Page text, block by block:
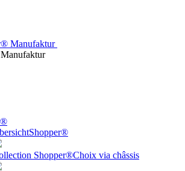
Shopper®
Shopper®Choix via châssis